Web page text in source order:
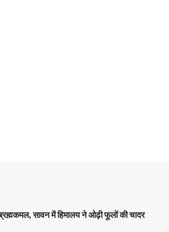
सावन में हिमालय ने ओढ़ी फूलों की चादर